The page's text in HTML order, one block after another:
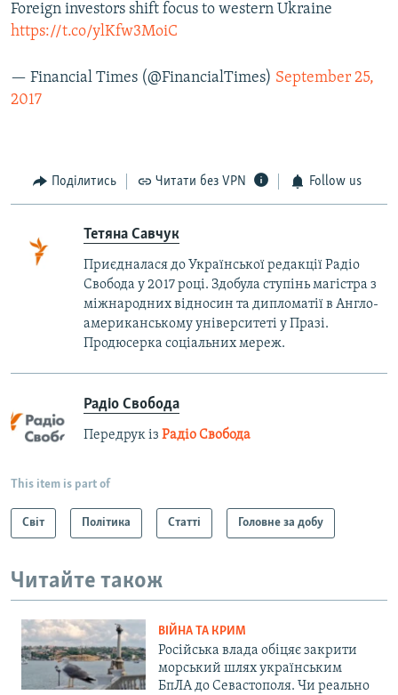
Foreign investors shift focus to western Ukraine
https://t.co/ylKfw3MoiC
— Financial Times (@FinancialTimes) September 25,
2017
Поділитись Читати без VPN Follow us
Тетяна Савчук
Приєдналася до Української редакції Радіо
Свобода у 2017 році. Здобула ступінь магістра з
міжнародних відносин та дипломатії в Англо-
американському університеті у Празі.
Продюсерка соціальних мереж.
Радіо Свобода
Передрук із Радіо Свобода
This item is part of
Світ Політика Статті Головне за добу
Читайте також
ВІЙНА ТА КРИМ
Російська влада обіцяє закрити
морський шлях українським
БпЛА до Севастополя. Чи реально